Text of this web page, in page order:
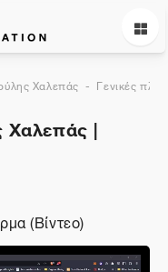
Χαλεπάς Γενικές
Χαλεπάς |
(Βίντεο)